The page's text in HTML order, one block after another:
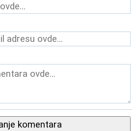
komentara